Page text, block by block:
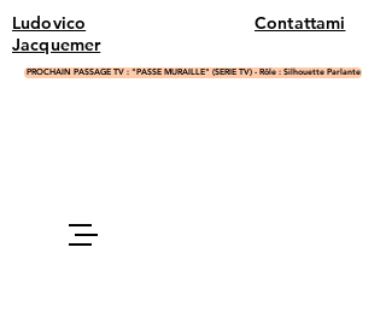
Ludovico
Jacquemer
Contattami
PROCHAIN PASSAGE TV : "PASSE MURAILLE" (SERIE TV) - Rôle : Silhouette Parlante